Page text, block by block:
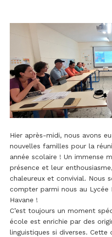
Hier après-midi, nous avons
nouvelles familles pour la
année scolaire ! Un immense
présence et leur
chaleureux et convivial. Nous
compter parmi nous au Lycée
Havane !
C’est toujours un moment
école est enrichie par des
linguistiques si diverses.